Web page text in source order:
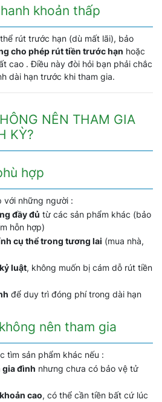
khoản thấp
rút trước hạn (dù mất lãi), bảo
cho phép rút tiền trước hạn hoặc
cao . Điều này đòi hỏi bạn phải chắc
dài hạn trước khi tham gia.
NÊN THAM GIA
KỲ?
hợp
với những người :
đầy đủ từ các sản phẩm khác (bảo
hỗn hợp)
cụ thể trong tương lai (mua nhà,
luật, không muốn bị cám dỗ rút tiền
để duy trì đóng phí trong dài hạn
nên tham gia
tìm sản phẩm khác nếu :
gia đình nhưng chưa có bảo vệ tử
cao, có thể cần tiền bất cứ lúc